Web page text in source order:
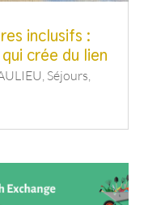
inclusifs :
crée du lien
, Séjours,